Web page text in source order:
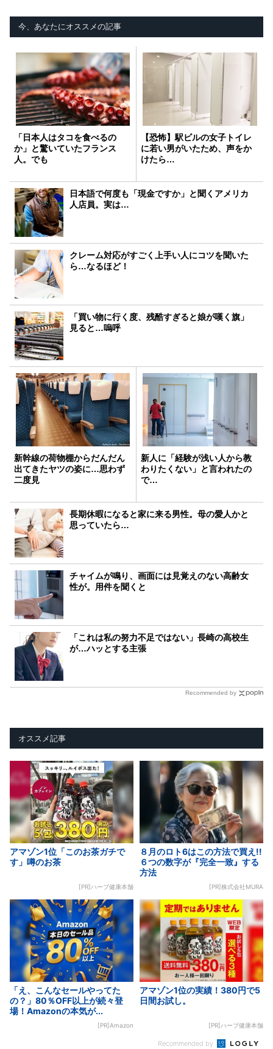
今、あなたにオススメの記事
「日本人はタコを食べるの
か」と驚いていたフランス
人。でも
【恐怖】駅ビルの女子トイレ
に若い男がいたため、声をか
けたら…
日本語で何度も「現金ですか」と聞くアメリカ
人店員。実は…
クレーム対応がすごく上手い人にコツを聞いた
ら…なるほど！
「買い物に行く度、残酷すぎると娘が嘆く旗」
見ると…嗚呼
新幹線の荷物棚からだんだん
出てきたヤツの姿に…思わず
二度見
新人に「経験が浅い人から教
わりたくない」と言われたの
で…
長期休暇になると家に来る男性。母の愛人かと
思っていたら…
チャイムが鳴り、画面には見覚えのない高齢女
性が。用件を聞くと
「これは私の努力不足ではない」長崎の高校生
が…ハッとする主張
Recommended by
オススメ記事
アマゾン1位「このお茶ガチで
す」噂のお茶
[PR]ハーブ健康本舗
８月のロト6はこの方法で買え!!
６つの数字が『完全一致』する
方法
[PR]株式会社MURA
「え、こんなセールやってた
の？」80％OFF以上が続々登
場！Amazonの本気が...
[PR]Amazon
アマゾン1位の実績！380円で5
日間お試し。
[PR]ハーブ健康本舗
Recommended by